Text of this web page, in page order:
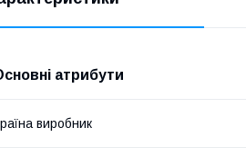
атрибути
виробник